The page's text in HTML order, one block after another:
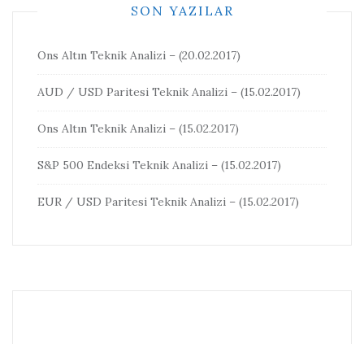
SON YAZILAR
Ons Altın Teknik Analizi – (20.02.2017)
AUD / USD Paritesi Teknik Analizi – (15.02.2017)
Ons Altın Teknik Analizi – (15.02.2017)
S&P 500 Endeksi Teknik Analizi – (15.02.2017)
EUR / USD Paritesi Teknik Analizi – (15.02.2017)